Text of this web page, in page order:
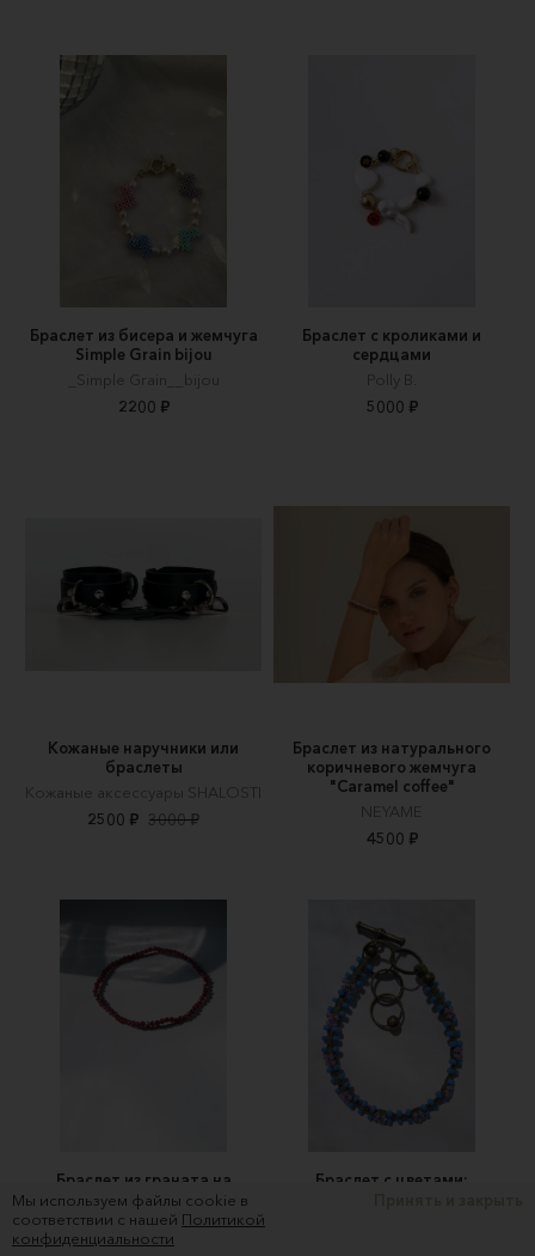
Браслет из бисера и жемчуга
Simple Grain bijou
_Simple Grain__bijou
2200 ₽
Браслет с кроликами и
сердцами
Polly B.
5000 ₽
Кожаные наручники или
браслеты
Кожаные аксессуары SHALOSTI
2500 ₽ 3000 ₽
Браслет из натурального
коричневого жемчуга
"Caramel coffee"
NEYAME
4500 ₽
Браслет из граната на
резинке
Casper Jewels
950 ₽
Браслет с цветами:
Мы используем файлы cookie в
соответствии с нашей Политикой
конфиденциальности